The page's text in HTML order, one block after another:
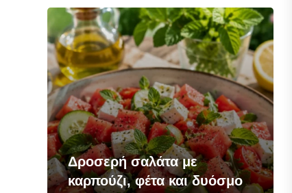
Δροσερή σαλάτα με
καρπούζι, φέτα και δυόσμο